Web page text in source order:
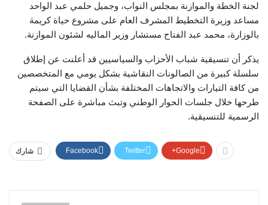
لجنة الخطة والموازنة بمجلس النواب، وجميل حلمي عبد الواحد
مساعد وزيرة التخطيط المشرف العام على مشروع حياة كريمة
بالوزارة، محمد عبد الفتاح مستشار وزير الماليه لشئون الموازنة.
يذكر أن تنسيقية شباب الأحزاب والسياسيين قد أعلنت عن إطلاق
سلسلة كبيرة من الصالونات النقاشية بشكل يومي مع المتخصصين
من كافة التيارات والاتجاهات المختلفة بشأن القضايا التي سيتم
طرحها خلال جلسات الحوار الوطني وتبث مباشرة على الصفحة
الرسمية للتنسيقية.
شارك Facebook Twitter Google+